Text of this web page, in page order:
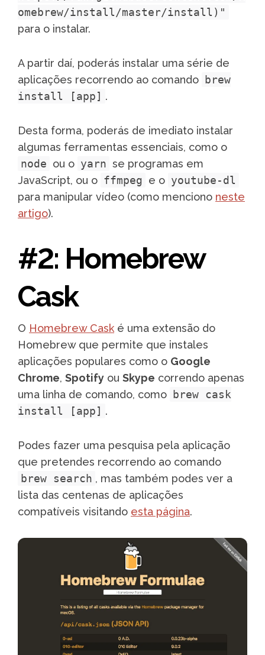
omebrew/install/master/install)"
para o instalar.
A partir daí, poderás instalar uma série de
aplicações recorrendo ao comando
brew
install [app] .
Desta forma, poderás de imediato instalar
algumas ferramentas essenciais, como o
node ou o yarn se programas em
JavaScript, ou o ffmpeg e o youtube-dl
para manipular vídeo (como menciono neste
artigo).
#2: Homebrew
Cask
O Homebrew Cask é uma extensão do
Homebrew que permite que instales
aplicações populares como o Google
Chrome, Spotify ou Skype correndo apenas
uma linha de comando, como
brew cask
install [app] .
Podes fazer uma pesquisa pela aplicação
que pretendes recorrendo ao comando
brew search , mas também podes ver a
lista das centenas de aplicações
compatíveis visitando esta página.